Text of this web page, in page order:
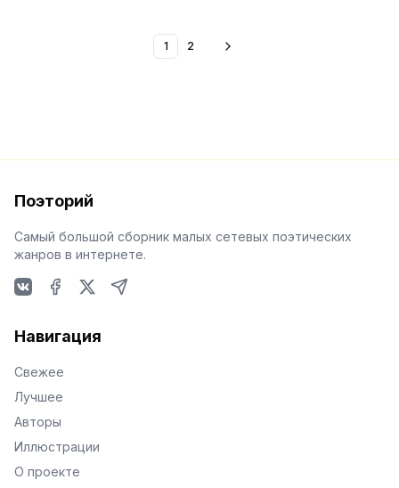
1 2
Поэторий
Самый большой сборник малых сетевых поэтических
жанров в интернете.
Навигация
Свежее
Лучшее
Авторы
Иллюстрации
О проекте